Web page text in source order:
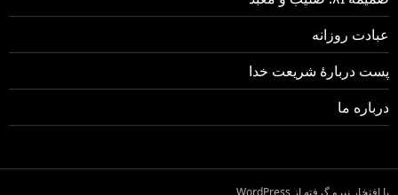
عبادت روزانه
پست دربارهٔ شریعت خدا
درباره ما
با افتخار نیرو گرفته از WordPress